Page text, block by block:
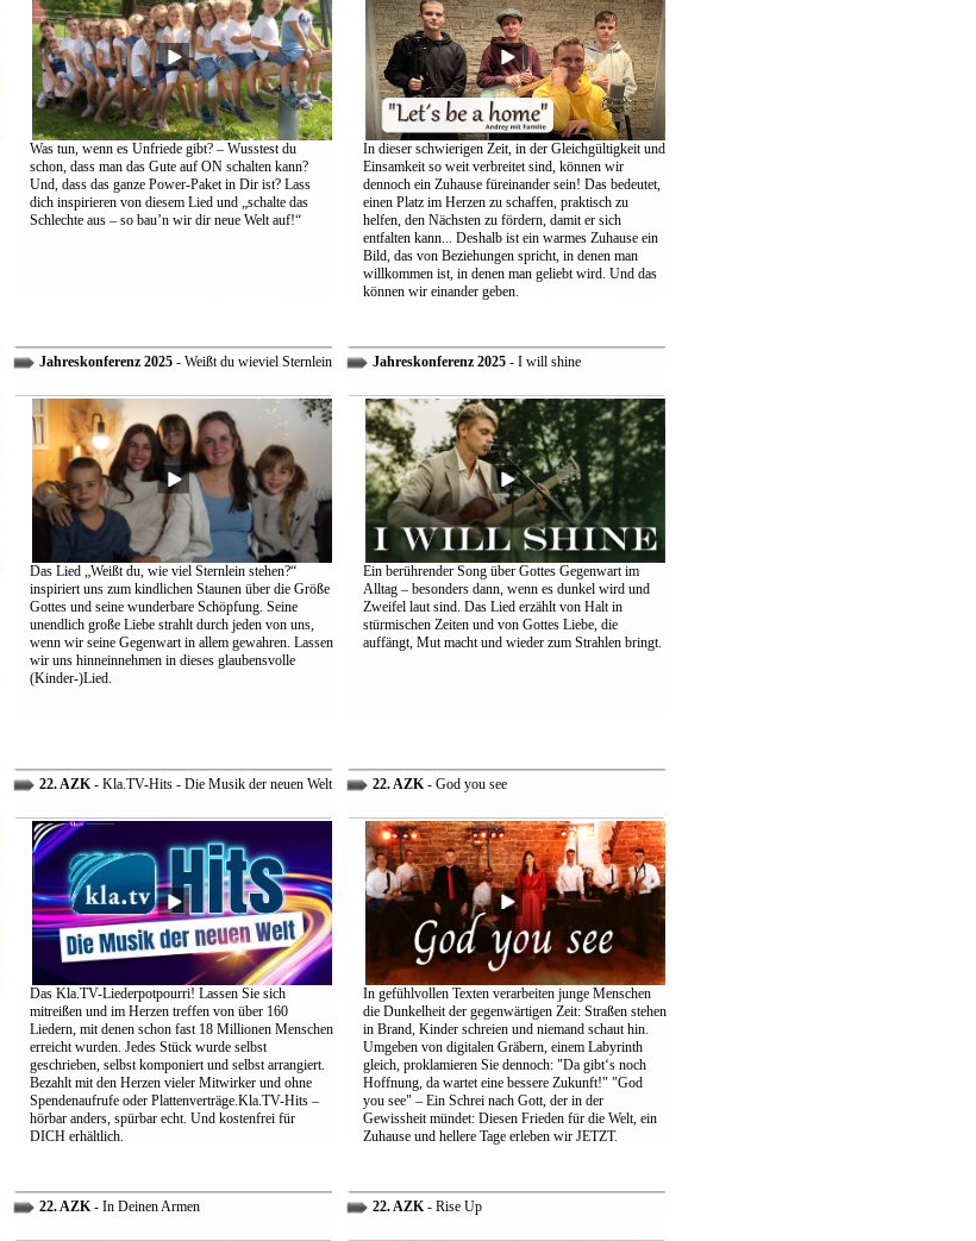
Was tun, wenn es Unfriede gibt? – Wusstest du
schon, dass man das Gute auf ON schalten kann?
Und, dass das ganze Power-Paket in Dir ist? Lass
dich inspirieren von diesem Lied und „schalte das
Schlechte aus – so bau’n wir dir neue Welt auf!“
In dieser schwierigen Zeit, in der Gleichgültigkeit und
Einsamkeit so weit verbreitet sind, können wir
dennoch ein Zuhause füreinander sein! Das bedeutet,
einen Platz im Herzen zu schaffen, praktisch zu
helfen, den Nächsten zu fördern, damit er sich
entfalten kann... Deshalb ist ein warmes Zuhause ein
Bild, das von Beziehungen spricht, in denen man
willkommen ist, in denen man geliebt wird. Und das
können wir einander geben.
Jahreskonferenz 2025- Weißt du wieviel Sternlein
Das Lied „Weißt du, wie viel Sternlein stehen?“
inspiriert uns zum kindlichen Staunen über die Größe
Gottes und seine wunderbare Schöpfung. Seine
unendlich große Liebe strahlt durch jeden von uns,
wenn wir seine Gegenwart in allem gewahren. Lassen
wir uns hinneinnehmen in dieses glaubensvolle
(Kinder-)Lied.
Jahreskonferenz 2025- I will shine
Ein berührender Song über Gottes Gegenwart im
Alltag – besonders dann, wenn es dunkel wird und
Zweifel laut sind. Das Lied erzählt von Halt in
stürmischen Zeiten und von Gottes Liebe, die
auffängt, Mut macht und wieder zum Strahlen bringt.
22. AZK- Kla.TV-Hits - Die Musik der neuen Welt
Das Kla.TV-Liederpotpourri! Lassen Sie sich
mitreißen und im Herzen treffen von über 160
Liedern, mit denen schon fast 18 Millionen Menschen
erreicht wurden. Jedes Stück wurde selbst
geschrieben, selbst komponiert und selbst arrangiert.
Bezahlt mit den Herzen vieler Mitwirker und ohne
Spendenaufrufe oder Plattenverträge.Kla.TV-Hits –
hörbar anders, spürbar echt. Und kostenfrei für
DICH erhältlich.
22. AZK- God you see
In gefühlvollen Texten verarbeiten junge Menschen
die Dunkelheit der gegenwärtigen Zeit: Straßen stehen
in Brand, Kinder schreien und niemand schaut hin.
Umgeben von digitalen Gräbern, einem Labyrinth
gleich, proklamieren Sie dennoch: "Da gibt‘s noch
Hoffnung, da wartet eine bessere Zukunft!" "God
you see" – Ein Schrei nach Gott, der in der
Gewissheit mündet: Diesen Frieden für die Welt, ein
Zuhause und hellere Tage erleben wir JETZT.
22. AZK- In Deinen Armen 22. AZK- Rise Up